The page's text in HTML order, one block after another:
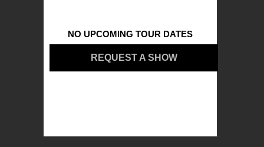
NO UPCOMING TOUR DATES
REQUEST A SHOW